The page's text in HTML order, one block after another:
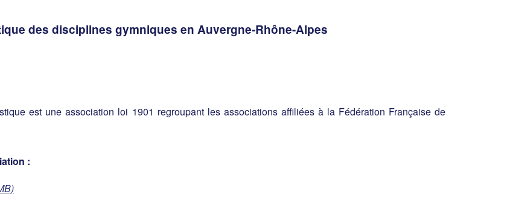
des disciplines gymniques en Auvergne-Rhône-Alpes
est une association loi 1901 regroupant les associations affiliées à la Fédération Française de
: